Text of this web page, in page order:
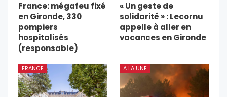
France: mégafeu fixé
en Gironde, 330
pompiers
hospitalisés
(responsable)
« Un geste de
solidarité » : Lecornu
appelle à aller en
vacances en Gironde
FRANCE A LA UNE